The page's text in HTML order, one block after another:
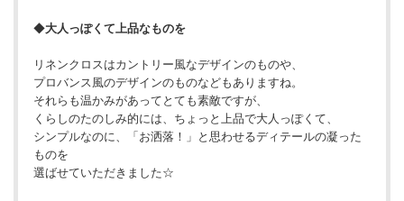
◆大人っぽくて上品なものを
リネンクロスはカントリー風なデザインのものや、
プロバンス風のデザインのものなどもありますね。
それらも温かみがあってとても素敵ですが、
くらしのたのしみ的には、ちょっと上品で大人っぽくて、
シンプルなのに、「お洒落！」と思わせるディテールの凝った
ものを
選ばせていただきました☆